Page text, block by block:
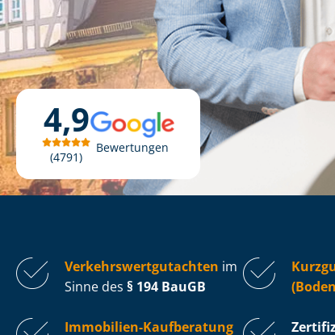
4,9
4791
Bewertungen
Ver­kehrs­wert­gut­ach­ten im
Sinne des § 194 BauGB
Immobilien-Kaufberatung